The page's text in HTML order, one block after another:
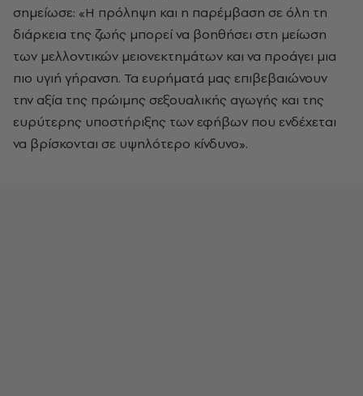
σημείωσε: «Η πρόληψη και η παρέμβαση σε όλη τη
διάρκεια της ζωής μπορεί να βοηθήσει στη μείωση
των μελλοντικών μειονεκτημάτων και να προάγει μια
πιο υγιή γήρανση. Τα ευρήματά μας επιβεβαιώνουν
την αξία της πρώιμης σεξουαλικής αγωγής και της
ευρύτερης υποστήριξης των εφήβων που ενδέχεται
να βρίσκονται σε υψηλότερο κίνδυνο».